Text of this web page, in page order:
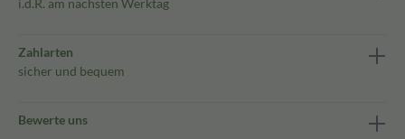
i.d.R. am nächsten Werktag
Zahlarten
sicher und bequem
Bewerte uns